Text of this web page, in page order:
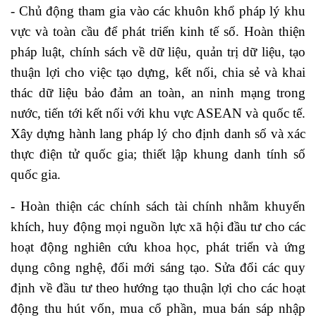
- Chủ động tham gia vào các khuôn khổ pháp lý khu
vực và toàn cầu để phát triển kinh tế số. Hoàn thiện
pháp luật, chính sách về dữ liệu, quản trị dữ liệu, tạo
thuận lợi cho việc tạo dựng, kết nối, chia sẻ và khai
thác dữ liệu bảo đảm an toàn, an ninh mạng trong
nước, tiến tới kết nối với khu vực ASEAN và quốc tế.
Xây dựng hành lang pháp lý cho định danh số và xác
thực điện tử quốc gia; thiết lập khung danh tính số
quốc gia.
- Hoàn thiện các chính sách tài chính nhằm khuyến
khích, huy động mọi nguồn lực xã hội đầu tư cho các
hoạt động nghiên cứu khoa học, phát triển và ứng
dụng công nghệ, đổi mới sáng tạo. Sửa đổi các quy
định về đầu tư theo hướng tạo thuận lợi cho các hoạt
động thu hút vốn, mua cổ phần, mua bán sáp nhập